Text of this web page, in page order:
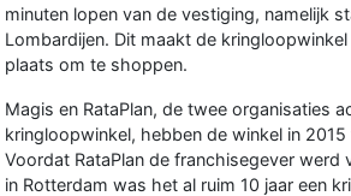
minuten lopen van de vestiging, namelijk
Lombardijen. Dit maakt de
plaats om te shoppen.
Magis en RataPlan, de twee organisaties
kringloopwinkel, hebben de winkel in
Voordat RataPlan de franchisegever werd
in Rotterdam was het al ruim 10 jaar een